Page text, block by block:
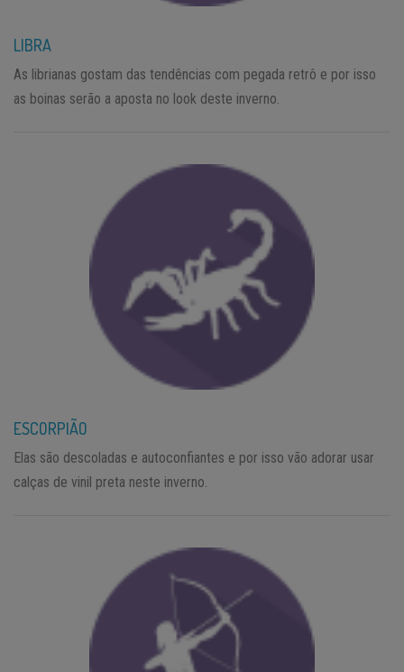
LIBRA
As librianas gostam das tendências com pegada retrô e por isso
as boinas serão a aposta no look deste inverno.
ESCORPIÃO
Elas são descoladas e autoconfiantes e por isso vão adorar usar
calças de vinil preta neste inverno.